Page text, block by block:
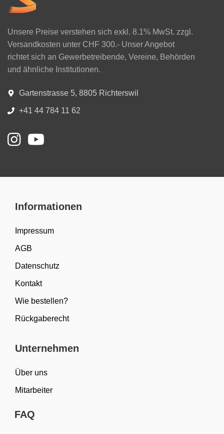
Unsere Preise verstehen sich exkl. 8.1% MwSt. zzgl.
Versandkosten unter CHF 300.- Unser Angebot
richtet sich an Gewerbetreibende, Vereine, Behörden
und ähnliche Institutionen.
Gartenstrasse 5, 8805 Richterswil
+41 44 784 11 62
Informationen
Impressum
AGB
Datenschutz
Kontakt
Wie bestellen?
Rückgaberecht
Unternehmen
Über uns
Mitarbeiter
FAQ